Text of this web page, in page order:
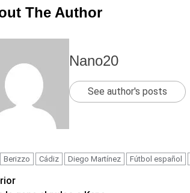
The Author
Nano20
See author's posts
Berizzo Cádiz Diego Martínez Fútbol español